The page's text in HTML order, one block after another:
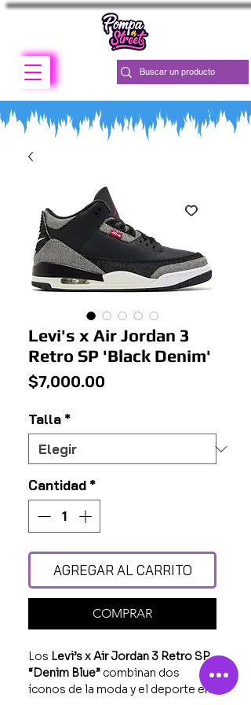
Levi's x Air Jordan 3
Retro SP 'Black Denim'
$7,000.00
Talla *
Cantidad *
AGREGAR AL CARRITO
COMPRAR
Los Levi’s x Air Jordan 3 Retro SP
“Denim Blue” combinan dos
íconos de la moda y el deporte en